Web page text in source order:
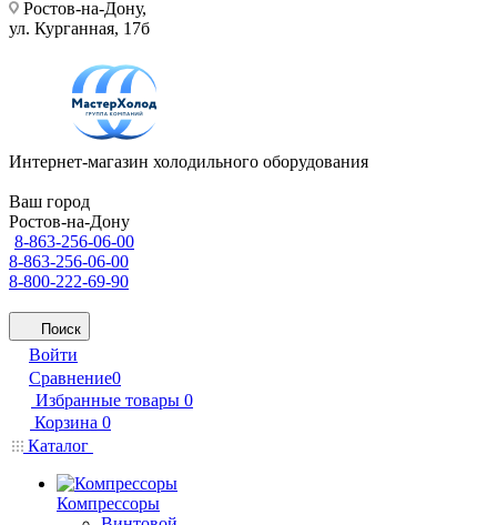
Ростов-на-Дону,
ул. Курганная, 17б
Интернет-магазин холодильного оборудования
Ваш город
Ростов-на-Дону
8-863-256-06-00
8-863-256-06-00
8-800-222-69-90
Поиск
Войти
Сравнение0
Избранные товары 0
Корзина 0
Каталог
Компрессоры